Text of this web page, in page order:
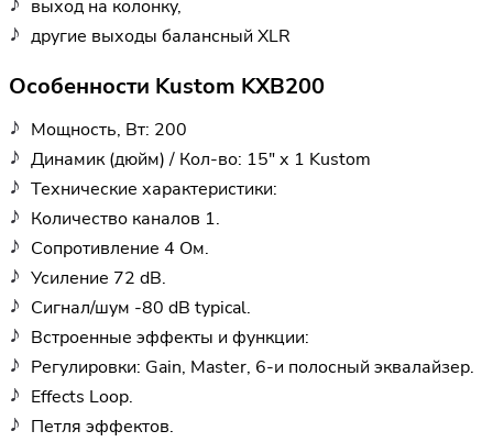
выход на колонку,
другие выходы балансный XLR
Особенности Kustom KXB200
Мощность, Вт: 200
Динамик (дюйм) / Кол-во: 15" х 1 Kustom
Технические характеристики:
Количество каналов 1.
Сопротивление 4 Ом.
Усиление 72 dB.
Сигнал/шум -80 dB typical.
Встроенные эффекты и функции:
Регулировки: Gain, Master, 6-и полосный эквалайзер.
Effects Loop.
Петля эффектов.